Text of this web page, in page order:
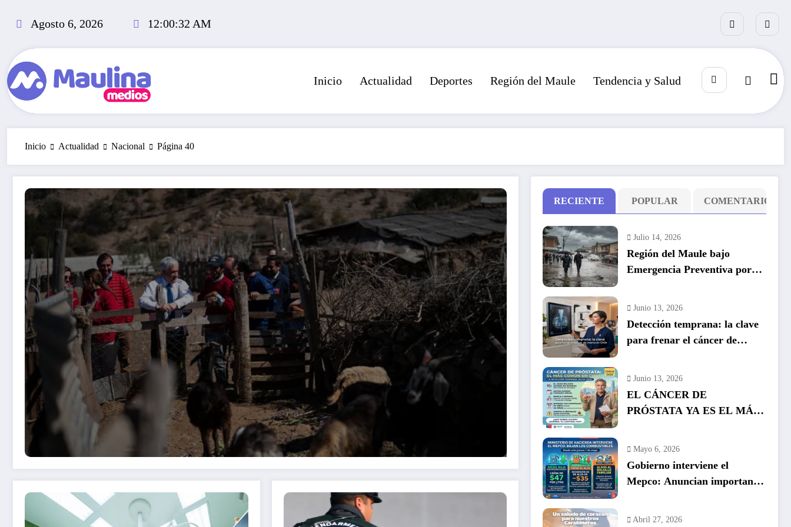
Agosto 6, 2026 12:00:33 AM
Inicio Actualidad Deportes Región del Maule Tendencia y Salud
Inicio Actualidad Nacional Página 40
RECIENTE POPULAR COMENTARIO
Julio 14, 2026
Región del Maule bajo
Emergencia Preventiva por
Junio 13, 2026
Detección temprana: la clave
para frenar el cáncer de
Junio 13, 2026
EL CÁNCER DE
PRÓSTATA YA ES EL MÁS
TEMPRANA SALVA VIDAS
Mayo 6, 2026
Gobierno interviene el
Mepco: Anuncian importante
Abril 27, 2026